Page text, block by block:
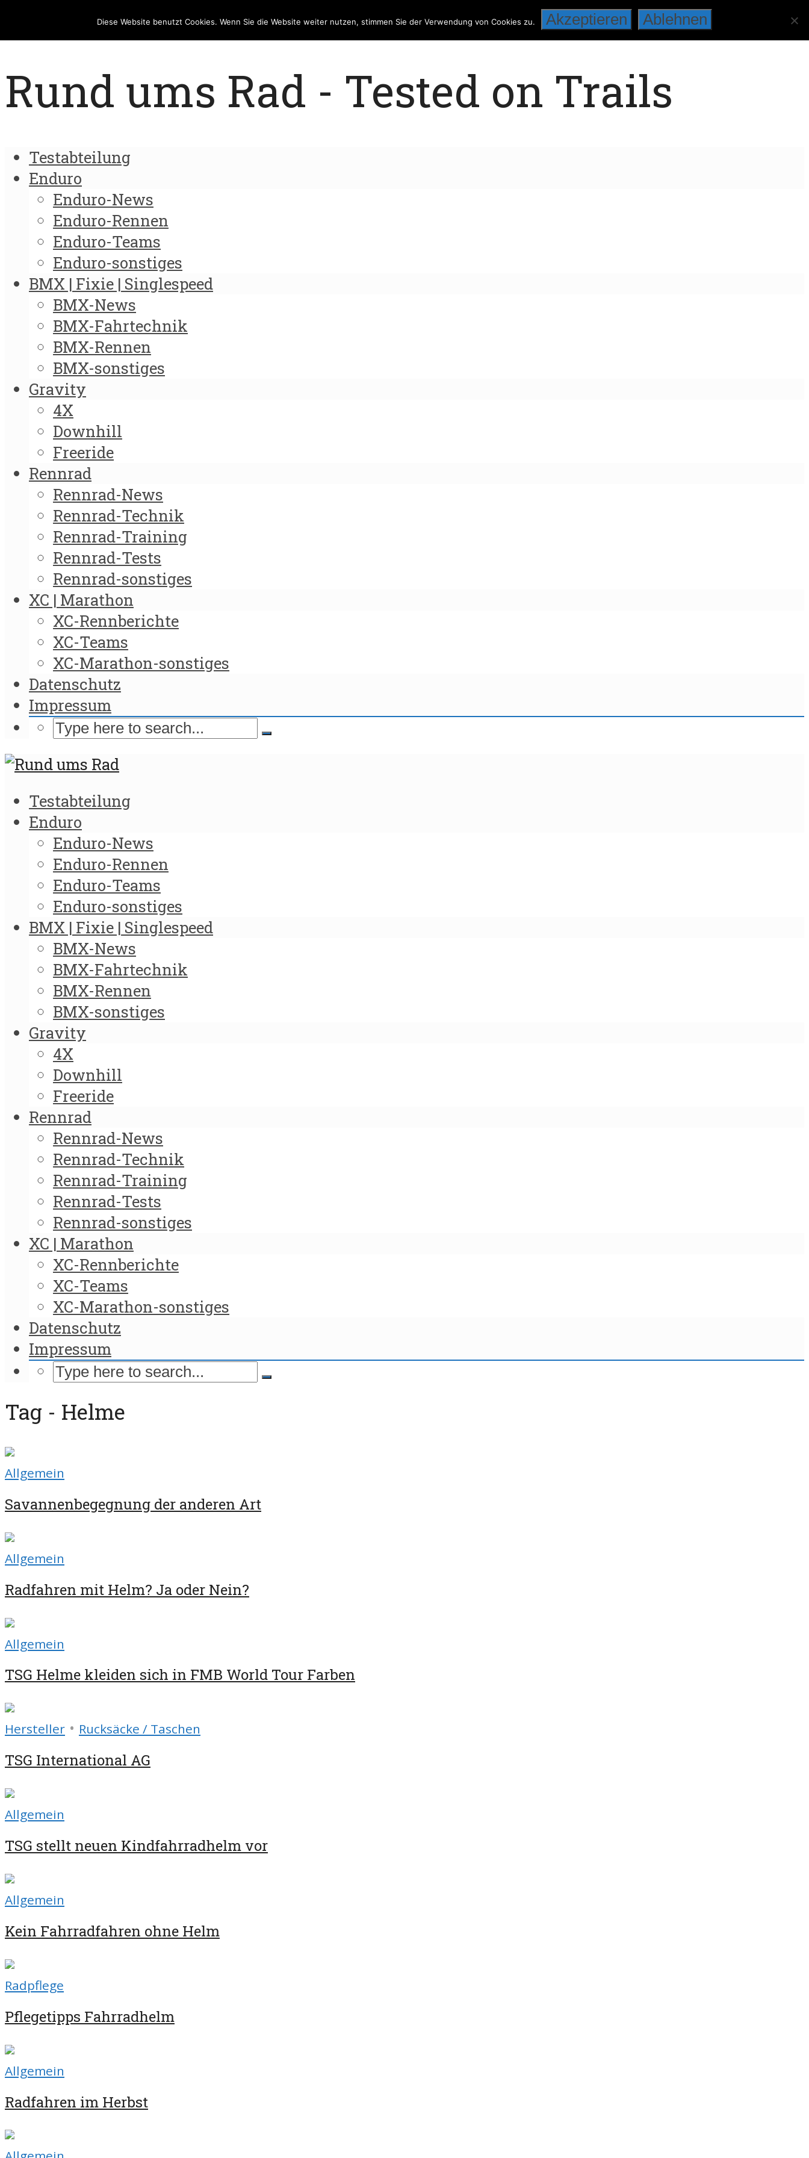
Rund ums Rad - Tested on Trails
Testabteilung
Enduro
Enduro-News
Enduro-Rennen
Enduro-Teams
Enduro-sonstiges
BMX | Fixie | Singlespeed
BMX-News
BMX-Fahrtechnik
BMX-Rennen
BMX-sonstiges
Gravity
4X
Downhill
Freeride
Rennrad
Rennrad-News
Rennrad-Technik
Rennrad-Training
Rennrad-Tests
Rennrad-sonstiges
XC | Marathon
XC-Rennberichte
XC-Teams
XC-Marathon-sonstiges
Datenschutz
Impressum
Testabteilung
Enduro
Enduro-News
Enduro-Rennen
Enduro-Teams
Enduro-sonstiges
BMX | Fixie | Singlespeed
BMX-News
BMX-Fahrtechnik
BMX-Rennen
BMX-sonstiges
Gravity
4X
Downhill
Freeride
Rennrad
Rennrad-News
Rennrad-Technik
Rennrad-Training
Rennrad-Tests
Rennrad-sonstiges
XC | Marathon
XC-Rennberichte
XC-Teams
XC-Marathon-sonstiges
Datenschutz
Impressum
Tag - Helme
Allgemein
Savannenbegegnung der anderen Art
Allgemein
Radfahren mit Helm? Ja oder Nein?
Allgemein
TSG Helme kleiden sich in FMB World Tour Farben
Hersteller • Rucksäcke / Taschen
TSG International AG
Allgemein
TSG stellt neuen Kindfahrradhelm vor
Allgemein
Kein Fahrradfahren ohne Helm
Radpflege
Pflegetipps Fahrradhelm
Allgemein
Radfahren im Herbst
Diese Website benutzt Cookies. Wenn Sie die Website weiter nutzen, stimmen Sie der Verwendung von Cookies zu. Akzeptieren Ablehnen